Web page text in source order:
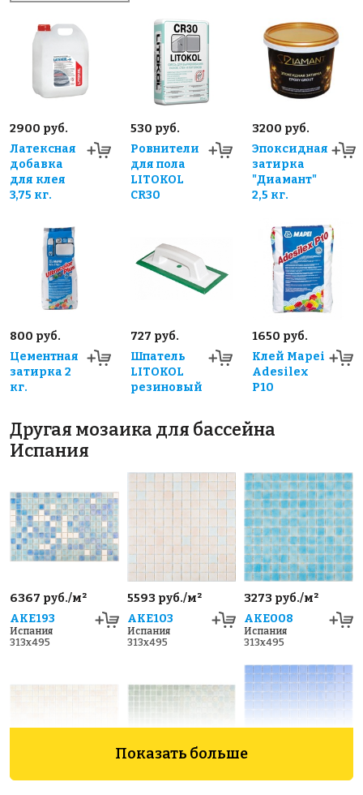
2900 руб.
Латексная
добавка
для клея
3,75 кг.
530 руб.
Ровнители
для пола
LITOKOL
CR30
3200 руб.
Эпоксидная
затирка
"Диамант"
2,5 кг.
800 руб.
Цементная
затирка 2
кг.
727 руб.
Шпатель
LITOKOL
резиновый
1650 руб.
Клей Mapei
Adesilex
P10
Другая мозаика для бассейна
Испания
6367 руб./м²
AKE193
Испания
313x495
5593 руб./м²
AKE103
Испания
313x495
3273 руб./м²
AKE008
Испания
313x495
Показать больше